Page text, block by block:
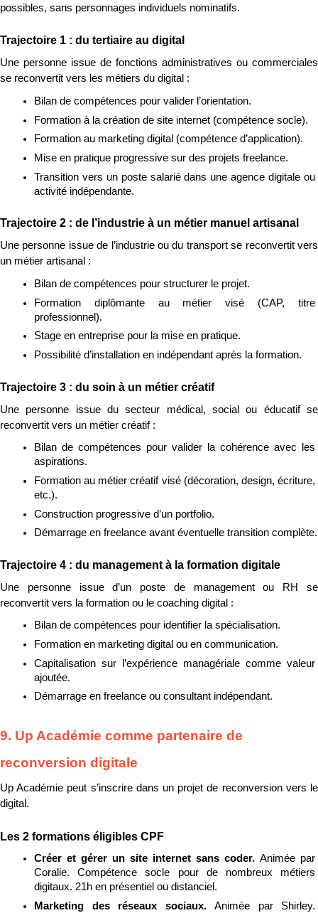
possibles, sans personnages individuels nominatifs.
Trajectoire 1 : du tertiaire au digital
Une personne issue de fonctions administratives ou commerciales
se reconvertit vers les métiers du digital :
Bilan de compétences pour valider l’orientation.
Formation à la création de site internet (compétence socle).
Formation au marketing digital (compétence d’application).
Mise en pratique progressive sur des projets freelance.
Transition vers un poste salarié dans une agence digitale ou
activité indépendante.
Trajectoire 2 : de l’industrie à un métier manuel artisanal
Une personne issue de l’industrie ou du transport se reconvertit vers
un métier artisanal :
Bilan de compétences pour structurer le projet.
Formation diplômante au métier visé (CAP, titre
professionnel).
Stage en entreprise pour la mise en pratique.
Possibilité d’installation en indépendant après la formation.
Trajectoire 3 : du soin à un métier créatif
Une personne issue du secteur médical, social ou éducatif se
reconvertit vers un métier créatif :
Bilan de compétences pour valider la cohérence avec les
aspirations.
Formation au métier créatif visé (décoration, design, écriture,
etc.).
Construction progressive d’un portfolio.
Démarrage en freelance avant éventuelle transition complète.
Trajectoire 4 : du management à la formation digitale
Une personne issue d’un poste de management ou RH se
reconvertit vers la formation ou le coaching digital :
Bilan de compétences pour identifier la spécialisation.
Formation en marketing digital ou en communication.
Capitalisation sur l’expérience managériale comme valeur
ajoutée.
Démarrage en freelance ou consultant indépendant.
9. Up Académie comme partenaire de
reconversion digitale
Up Académie peut s’inscrire dans un projet de reconversion vers le
digital.
Les 2 formations éligibles CPF
Créer et gérer un site internet sans coder. Animée par
Coralie. Compétence socle pour de nombreux métiers
digitaux. 21h en présentiel ou distanciel.
Marketing des réseaux sociaux. Animée par Shirley.